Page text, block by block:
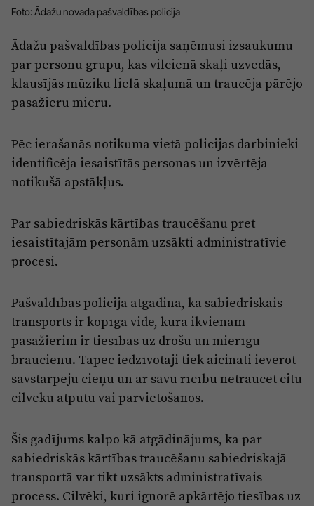
Olaine
Ropaži
Salaspils
Saulkrasti
Jūrmala
Iedvesmai nav vecuma
Kodols
Par laikrakstu
Lietošanas noteikumi
Foto: Ādažu novada pašvaldības policija
Ādažu pašvaldības policija saņēmusi izsaukumu
par personu grupu, kas vilcienā skaļi uzvedās,
klausījās mūziku lielā skaļumā un traucēja pārējo
pasažieru mieru.
Pēc ierašanās notikuma vietā policijas darbinieki
identificēja iesaistītās personas un izvērtēja
notikušā apstākļus.
Par sabiedriskās kārtības traucēšanu pret
iesaistītajām personām uzsākti administratīvie
procesi.
Pašvaldības policija atgādina, ka sabiedriskais
transports ir kopīga vide, kurā ikvienam
pasažierim ir tiesības uz drošu un mierīgu
braucienu. Tāpēc iedzīvotāji tiek aicināti ievērot
savstarpēju cieņu un ar savu rīcību netraucēt citu
cilvēku atpūtu vai pārvietošanos.
Šis gadījums kalpo kā atgādinājums, ka par
sabiedriskās kārtības traucēšanu sabiedriskajā
transportā var tikt uzsākts administratīvais
process. Cilvēki, kuri ignorē apkārtējo tiesības uz